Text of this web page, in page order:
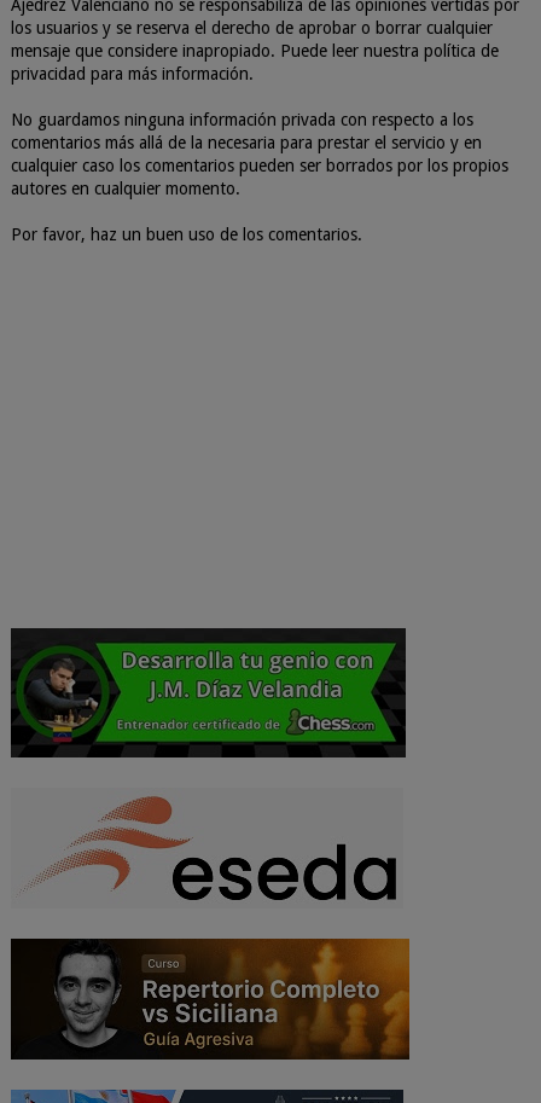
Ajedrez Valenciano no se responsabiliza de las opiniones vertidas por
los usuarios y se reserva el derecho de aprobar o borrar cualquier
mensaje que considere inapropiado. Puede leer nuestra política de
privacidad para más información.
No guardamos ninguna información privada con respecto a los
comentarios más allá de la necesaria para prestar el servicio y en
cualquier caso los comentarios pueden ser borrados por los propios
autores en cualquier momento.
Por favor, haz un buen uso de los comentarios.